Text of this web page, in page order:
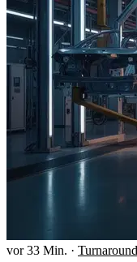
vor 33 Min. · Turnaround